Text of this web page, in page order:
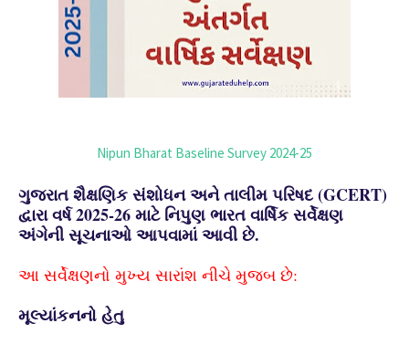
Nipun Bharat Baseline Survey 2024-25
ગુજરાત શૈક્ષણિક સંશોધન અને તાલીમ પરિષદ (GCERT)
દ્વારા વર્ષ 2025-26 માટે નિપુણ ભારત વાર્ષિક સર્વેક્ષણ
અંગેની સૂચનાઓ આપવામાં આવી છે.
આ સર્વેક્ષણનો મુખ્ય સારાંશ નીચે મુજબ છે:
મૂલ્યાંકનનો હેતુ